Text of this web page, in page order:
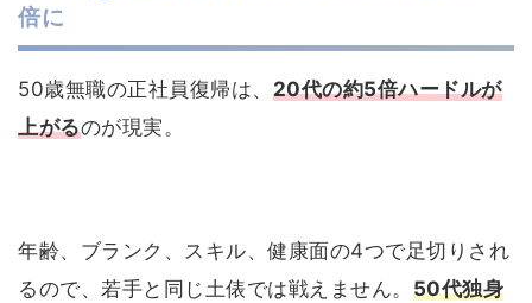
倍に
50歳無職の正社員復帰は、 20代の約5倍ハードルが
上がるのが現実。
年齢、ブランク、スキル、健康面の4つで足切りされ
るので、若手と同じ土俵では戦えません。 50代独身